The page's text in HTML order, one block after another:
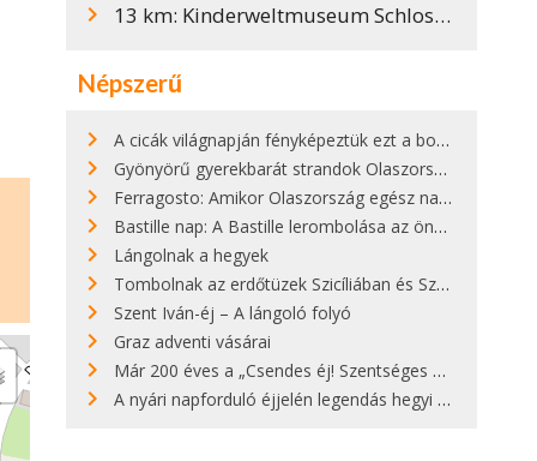
13 km: Kinderweltmuseum Schloss Walchen-ban
Népszerű
A cicák világnapján fényképeztük ezt a bokor alatt hűsölő cicát Kisorosziban
Gyönyörű gyerekbarát strandok Olaszországban - megmutatjuk a 15 legjobbat
Ferragosto: Amikor Olaszország egész nap nyaral
Bastille nap: A Bastille lerombolása az önkényuralom végét jelentette
Lángolnak a hegyek
Tombolnak az erdőtüzek Szicíliában és Szardínián
Szent Iván-éj – A lángoló folyó
Graz adventi vásárai
Már 200 éves a „Csendes éj! Szentséges éj!”
A nyári napforduló éjjelén legendás hegyi tüzek világítják meg Zugspitzét